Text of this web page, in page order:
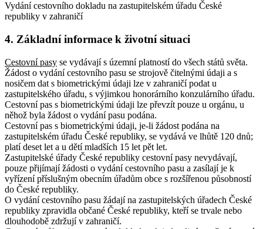
Vydání cestovního dokladu na zastupitelském úřadu České
republiky v zahraničí
4. Základní informace k životní situaci
Cestovní pasy se vydávají s územní platností do všech států světa.
Žádost o vydání cestovního pasu se strojově čitelnými údaji a s
nosičem dat s biometrickými údaji lze v zahraničí podat u
zastupitelského úřadu, s výjimkou honorárního konzulárního úřadu.
Cestovní pas s biometrickými údaji lze převzít pouze u orgánu, u
něhož byla žádost o vydání pasu podána.
Cestovní pas s biometrickými údaji, je-li žádost podána na
zastupitelském úřadu České republiky, se vydává ve lhůtě 120 dnů;
platí deset let a u dětí mladších 15 let pět let.
Zastupitelské úřady České republiky cestovní pasy nevydávají,
pouze přijímají žádosti o vydání cestovního pasu a zasílají je k
vyřízení příslušným obecním úřadům obce s rozšířenou působností
do České republiky.
O vydání cestovního pasu žádají na zastupitelských úřadech České
republiky zpravidla občané České republiky, kteří se trvale nebo
dlouhodobě zdržují v zahraničí.